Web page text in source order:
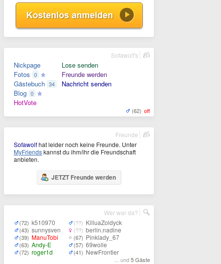
Nickpage
Fotos 0
Gästebuch 34
Blog 0
HotVote
Lose senden
Freunde werden
Nachricht senden
(62) off
Sofawolf's
Sofawolfhat leider noch keine Freunde. Unter
MyFriendskannst du ihm/ihr die Freundschaft
anbieten.
JETZT Freunde werden
Freunde
(72) k510970
(43) sunnysven
(39) ManuTobi
(63) Andy-E
(72) roger1d
(??) KilluaZoldyck
(??) berlin.nadine
(67) Pinklady_67
(57) 69wolle
(41) NewFrontier
... und5 Gäste
Wer war da?